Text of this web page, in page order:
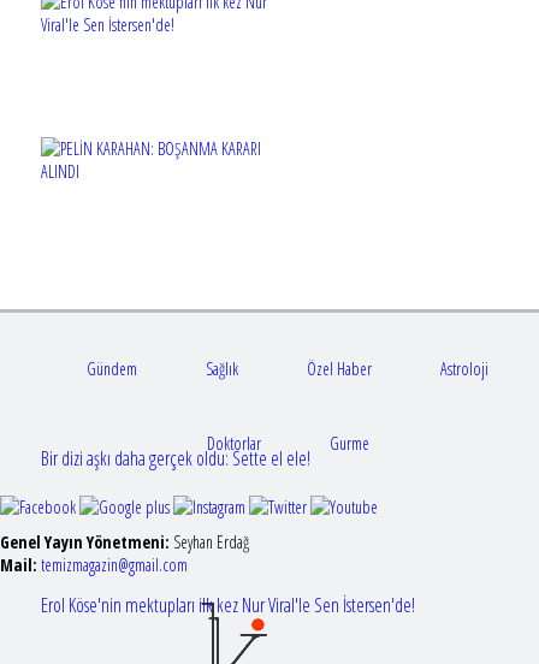
Bir dizi aşkı daha gerçek oldu: Sette el ele!
Erol Köse'nin mektupları ilk kez Nur Viral'le Sen İstersen'de!
Gündem Sağlık Özel Haber Astroloji
Doktorlar Gurme
Genel Yayın Yönetmeni: Seyhan Erdağ
Mail: temizmagazin@gmail.com